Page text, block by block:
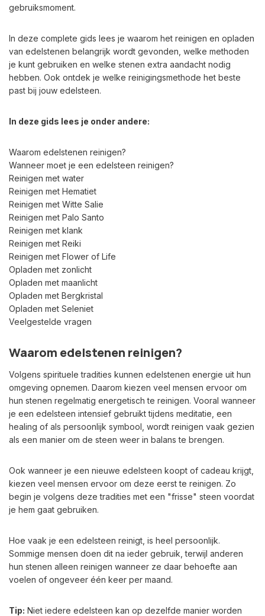
gebruiksmoment.
In deze complete gids lees je waarom het reinigen en opladen
van edelstenen belangrijk wordt gevonden, welke methoden
je kunt gebruiken en welke stenen extra aandacht nodig
hebben. Ook ontdek je welke reinigingsmethode het beste
past bij jouw edelsteen.
In deze gids lees je onder andere:
Waarom edelstenen reinigen?
Wanneer moet je een edelsteen reinigen?
Reinigen met water
Reinigen met Hematiet
Reinigen met Witte Salie
Reinigen met Palo Santo
Reinigen met klank
Reinigen met Reiki
Reinigen met Flower of Life
Opladen met zonlicht
Opladen met maanlicht
Opladen met Bergkristal
Opladen met Seleniet
Veelgestelde vragen
Waarom edelstenen reinigen?
Volgens spirituele tradities kunnen edelstenen energie uit hun
omgeving opnemen. Daarom kiezen veel mensen ervoor om
hun stenen regelmatig energetisch te reinigen. Vooral wanneer
je een edelsteen intensief gebruikt tijdens meditatie, een
healing of als persoonlijk symbool, wordt reinigen vaak gezien
als een manier om de steen weer in balans te brengen.
Ook wanneer je een nieuwe edelsteen koopt of cadeau krijgt,
kiezen veel mensen ervoor om deze eerst te reinigen. Zo
begin je volgens deze tradities met een "frisse" steen voordat
je hem gaat gebruiken.
Hoe vaak je een edelsteen reinigt, is heel persoonlijk.
Sommige mensen doen dit na ieder gebruik, terwijl anderen
hun stenen alleen reinigen wanneer ze daar behoefte aan
voelen of ongeveer één keer per maand.
Tip: Niet iedere edelsteen kan op dezelfde manier worden